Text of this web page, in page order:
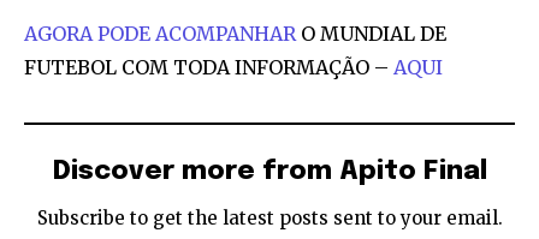
AGORA PODE ACOMPANHAR O MUNDIAL DE
FUTEBOL COM TODA INFORMAÇÃO – AQUI
Discover more from Apito Final
Subscribe to get the latest posts sent to your email.